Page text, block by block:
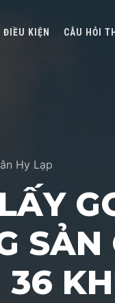
ĐIỀU KIỆN CÂU HỎI
Hy Lạp
SẢN